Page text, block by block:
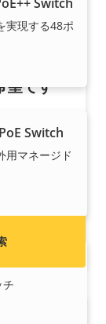
実現する48ポ
Switch
用マネージド
チ
望です
ですか?
ビューター
。